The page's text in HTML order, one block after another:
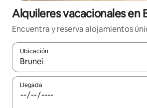
Alquileres vacacionales en
Encuentra y reserva alojamientos
Ubicación
Cuando los resultados estén
Llegada